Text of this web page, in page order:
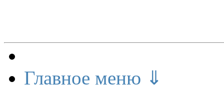
Главное меню ⇓